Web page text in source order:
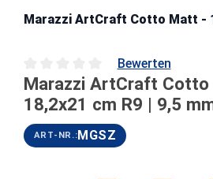
Marazzi ArtCraft Cotto Matt -
Durchschnittliche Bewertung
Bewerten
Marazzi ArtCraft
18,2x21 cm R9 | 9,5
ART-NR.: MGSZ